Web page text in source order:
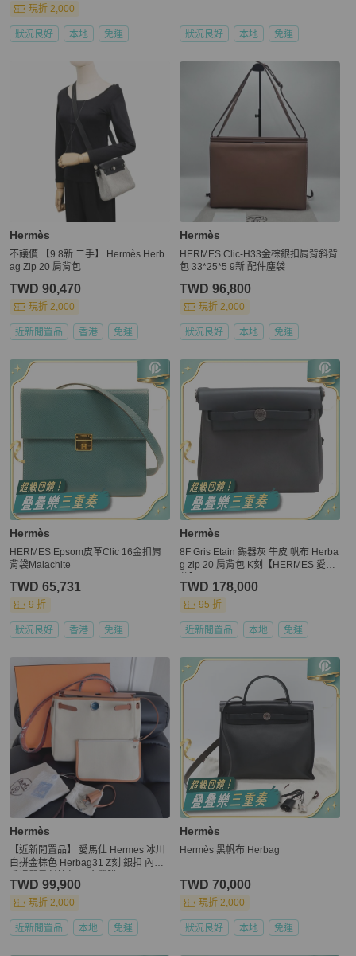
現折 2,000
狀況良好 本地 免運 狀況良好 本地 免運
Hermès
不議價 【9.8新 二手】 Hermès Herb
ag Zip 20 肩背包
TWD 90,470
現折 2,000
近新閒置品 香港 免運
Hermès
HERMES Clic-H33金棕銀扣肩背斜背
包 33*25*5 9新 配件塵袋
TWD 96,800
現折 2,000
狀況良好 本地 免運
Hermès
HERMES Epsom皮革Clic 16金扣肩
背袋Malachite
TWD 65,731
9 折
狀況良好 香港 免運
Hermès
8F Gris Etain 錫器灰 牛皮 帆布 Herba
g zip 20 肩背包 K刻【HERMES 愛馬
TWD 178,000
95 折
近新閒置品 本地 免運
Hermès
【近新閒置品】 愛馬仕 Hermes 冰川
白拼金棕色 Herbag31 Z刻 銀扣 內縫
TWD 99,900
現折 2,000
近新閒置品 本地 免運
Hermès
Hermès 黑帆布 Herbag
TWD 70,000
現折 2,000
狀況良好 本地 免運